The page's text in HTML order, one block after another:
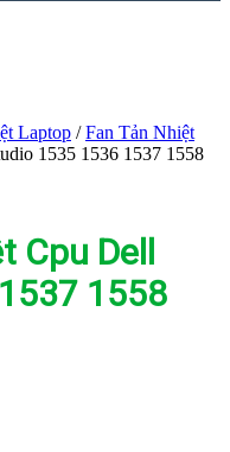
Laptop / Fan Tản Nhiệt
1535 1536 1537 1558
Cpu Dell
1558